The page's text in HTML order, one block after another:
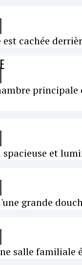
cachée
et
grande
salle familiale